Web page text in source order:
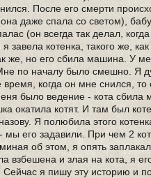
После его смерти
даже спала со светом),
(он всегда так делал,
я завела котенка, такого же,
же, но его сбила машина. У
по началу было смешно. Я
время, когда он мне снился, то
было ведение - кота сбила
окатила котят. И там был
назову. Я полюбила этого
мы его задавили. При чем 2
об этом, я опять
взбешена и злая на кота, я
Сейчас я пишу эту историю и